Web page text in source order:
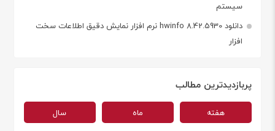
سیستم
دانلود hwinfo 8.42.5930 نرم افزار نمایش دقیق اطلاعات سخت
افزار
پربازدیدترین مطالب
هفته ماه سال